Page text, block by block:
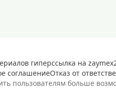
гиперссылка на
соглашениеОтказ от
пользователям больше